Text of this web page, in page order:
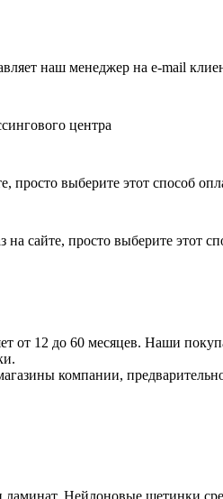
наш менеджер на e-mail
центра
выберите этот способ
просто выберите этот
от 12 до 60 месяцев. Наши
компании,
Нейлоновые щетинки